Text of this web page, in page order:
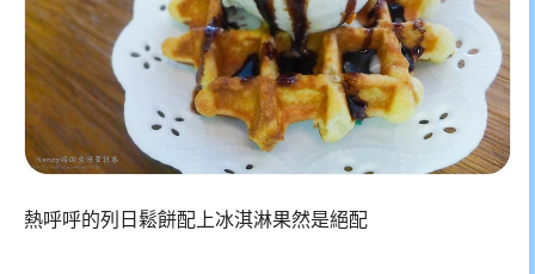
熱呼呼的列日鬆餅配上冰淇淋果然是絕配